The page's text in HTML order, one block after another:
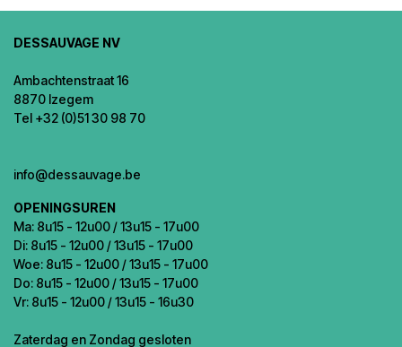
DESSAUVAGE NV
Ambachtenstraat 16
8870 Izegem
Tel +32 (0)51 30 98 70
info@dessauvage.be
OPENINGSUREN
Ma: 8u15 - 12u00 / 13u15 - 17u00
Di: 8u15 - 12u00 / 13u15 - 17u00
Woe: 8u15 - 12u00 / 13u15 - 17u00
Do: 8u15 - 12u00 / 13u15 - 17u00
Vr: 8u15 - 12u00 / 13u15 - 16u30
Zaterdag en Zondag gesloten